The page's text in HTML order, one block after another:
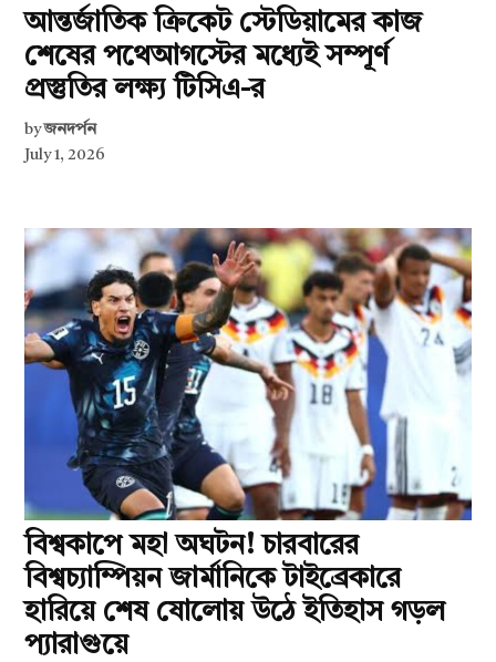
আন্তর্জাতিক ক্রিকেট স্টেডিয়ামের কাজ
শেষের পথেআগস্টের মধ্যেই সম্পূর্ণ
প্রস্তুতির লক্ষ্য টিসিএ-র
by জনদর্পন
July 1, 2026
বিশ্বকাপে মহা অঘটন! চারবারের
বিশ্বচ্যাম্পিয়ন জার্মানিকে টাইব্রেকারে
হারিয়ে শেষ ষোলোয় উঠে ইতিহাস গড়ল
প্যারাগুয়ে